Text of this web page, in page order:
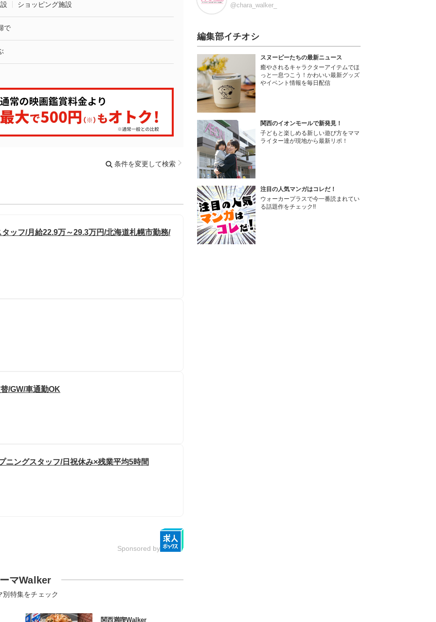
ショッピング施設
で
条件を変更して検索
ッフ/月給22.9万～29.3万円/北海道札幌市勤務/
/GW/車通勤OK
ニングスタッフ/日祝休み×残業平均5時間
Sponsored by
マWalker
別特集をチェック
関西満喫Walker
@chara_walker_
編集部イチオシ
スヌーピーたちの最新ニュース
癒やされるキャラクターアイテムでほ
っと一息つこう！かわいい最新グッズ
やイベント情報を毎日配信
関西のイオンモールで新発見！
子どもと楽しめる新しい遊び方をママ
ライター達が現地から最新リポ！
注目の人気マンガはコレだ！
ウォーカープラスで今一番読まれてい
る話題作をチェック!!